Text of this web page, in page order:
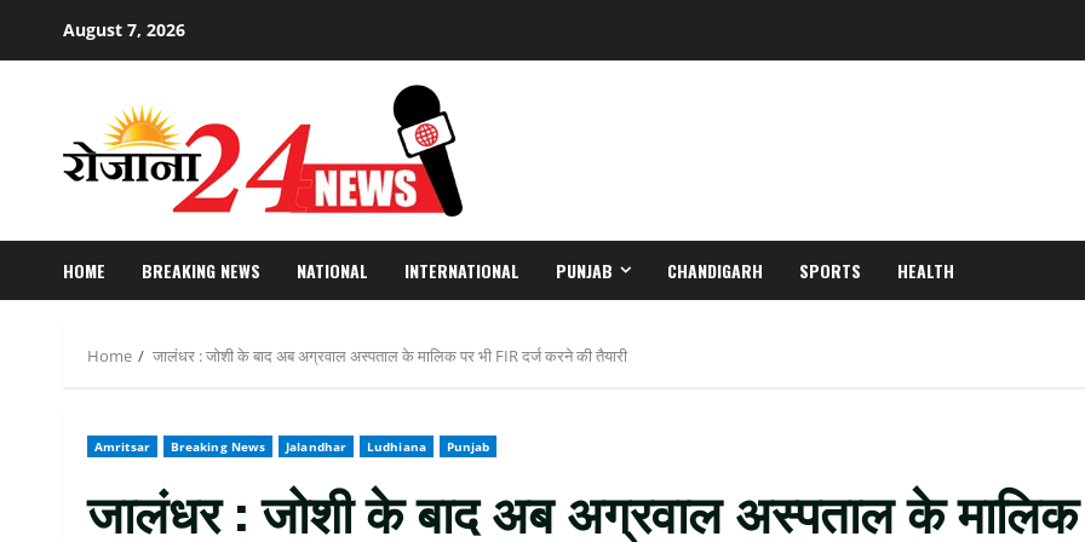
August 7, 2026
HOME BREAKING NEWS NATIONAL INTERNATIONAL PUNJAB CHANDIGARH SPORTS HEALTH
Home जालंधर : जोशी के बाद अब अग्रवाल अस्पताल के मालिक पर भी FIR दर्ज करने की तैयारी
Amritsar Breaking News Jalandhar Ludhiana Punjab
जालंधर : जोशी के बाद अब अग्रवाल अस्पताल के मालिक